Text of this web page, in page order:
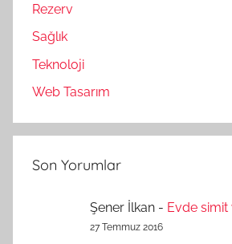
Rezerv
Sağlık
Teknoloji
Web Tasarım
Son Yorumlar
Şener İlkan - Evde simit
27 Temmuz 2016